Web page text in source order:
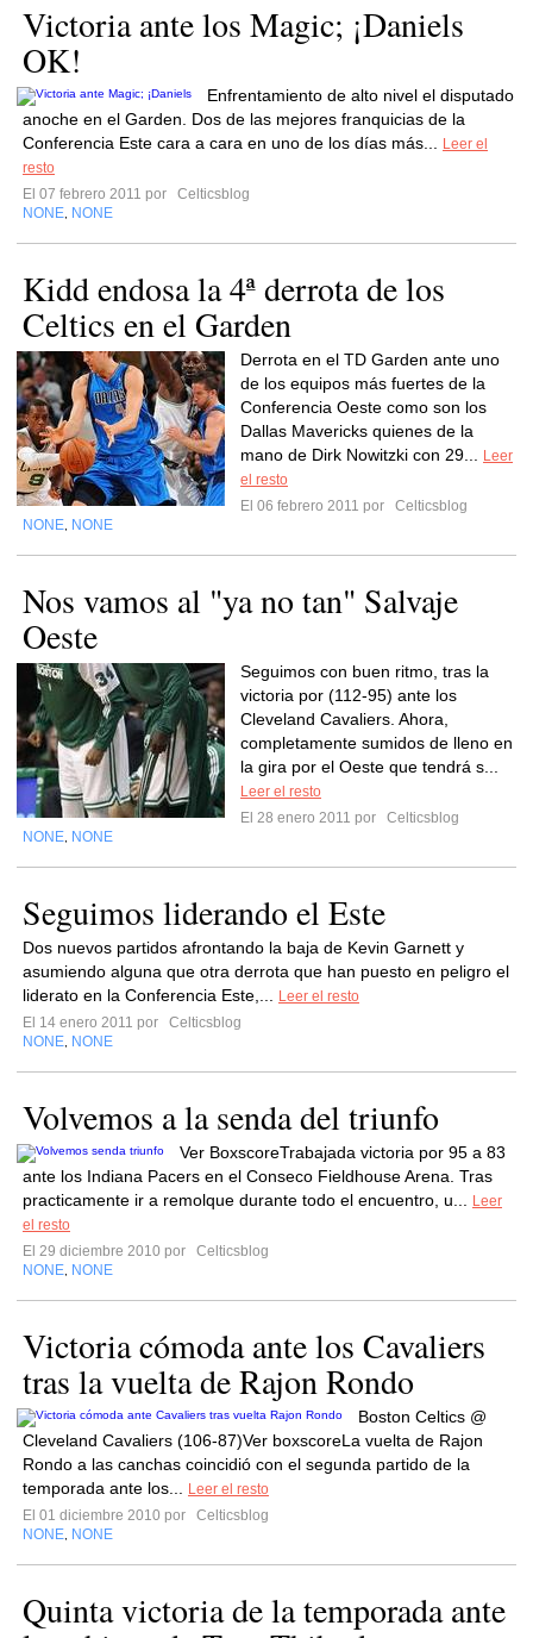
Victoria ante los Magic; ¡Daniels
OK!
Enfrentamiento de alto nivel el disputado
anoche en el Garden. Dos de las mejores franquicias de la
Conferencia Este cara a cara en uno de los días más...
Leer el
resto
El 07 febrero 2011 por
Celticsblog
NONE NONE
Kidd endosa la 4ª derrota de los
Celtics en el Garden
Derrota en el TD Garden ante uno
de los equipos más fuertes de la
Conferencia Oeste como son los
Dallas Mavericks quienes de la
mano de Dirk Nowitzki con 29...
Leer
el resto
El 06 febrero 2011 por
Celticsblog
NONE NONE
Nos vamos al "ya no tan" Salvaje
Oeste
Seguimos con buen ritmo, tras la
victoria por (112-95) ante los
Cleveland Cavaliers. Ahora,
completamente sumidos de lleno en
la gira por el Oeste que tendrá s...
Leer el resto
El 28 enero 2011 por
Celticsblog
NONE NONE
Seguimos liderando el Este
Dos nuevos partidos afrontando la baja de Kevin Garnett y
asumiendo alguna que otra derrota que han puesto en peligro el
liderato en la Conferencia Este,...
Leer el resto
El 14 enero 2011 por
Celticsblog
NONE NONE
Volvemos a la senda del triunfo
Ver BoxscoreTrabajada victoria por 95 a 83
ante los Indiana Pacers en el Conseco Fieldhouse Arena. Tras
practicamente ir a remolque durante todo el encuentro, u...
Leer
el resto
El 29 diciembre 2010 por
Celticsblog
NONE NONE
Victoria cómoda ante los Cavaliers
tras la vuelta de Rajon Rondo
Boston Celtics @
Cleveland Cavaliers (106-87)Ver boxscoreLa vuelta de Rajon
Rondo a las canchas coincidió con el segunda partido de la
temporada ante los...
Leer el resto
El 01 diciembre 2010 por
Celticsblog
NONE NONE
Quinta victoria de la temporada ante